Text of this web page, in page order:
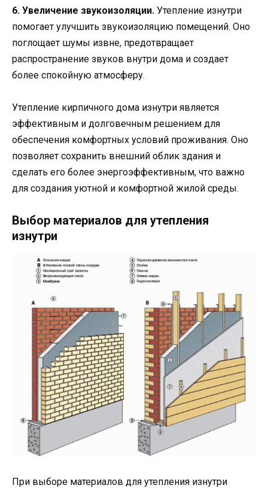
6. Увеличение звукоизоляции. Утепление изнутри
помогает улучшить звукоизоляцию помещений. Оно
поглощает шумы извне, предотвращает
распространение звуков внутри дома и создает
более спокойную атмосферу.
Утепление кирпичного дома изнутри является
эффективным и долговечным решением для
обеспечения комфортных условий проживания. Оно
позволяет сохранить внешний облик здания и
сделать его более энергоэффективным, что важно
для создания уютной и комфортной жилой среды.
Выбор материалов для утепления
изнутри
При выборе материалов для утепления изнутри